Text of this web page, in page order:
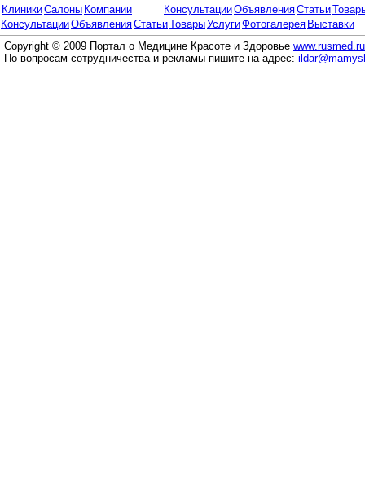
КлиникиСалоны Компании КонсультацииОбъявленияСтатьи
КонсультацииОбъявленияСтатьиТоварыУслугиФотогалерея Выставки
Copyright © 2009 Портал о Медицине Красоте и Здоровье www.rusmed.ru
По вопросам сотрудничества и рекламы пишите на адрес: